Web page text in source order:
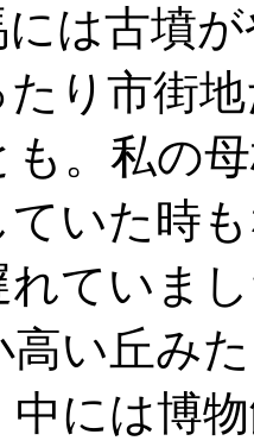
は古墳が
り市街
も。私の
いた時
ていま
い丘み
中には博